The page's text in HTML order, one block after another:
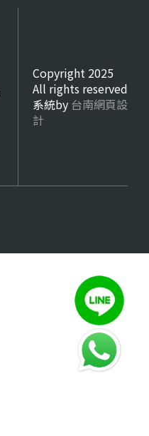
Copyright 2025
All rights reserved
系統by 台南網頁設
計